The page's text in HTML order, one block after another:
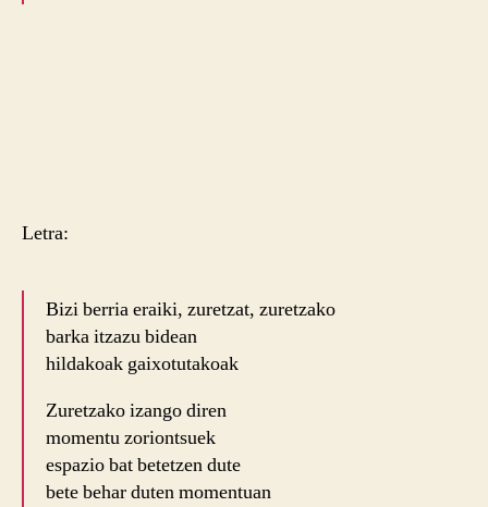
Letra:
Bizi berria eraiki, zuretzat, zuretzako
barka itzazu bidean
hildakoak gaixotutakoak
Zuretzako izango diren
momentu zoriontsuek
espazio bat betetzen dute
bete behar duten momentuan